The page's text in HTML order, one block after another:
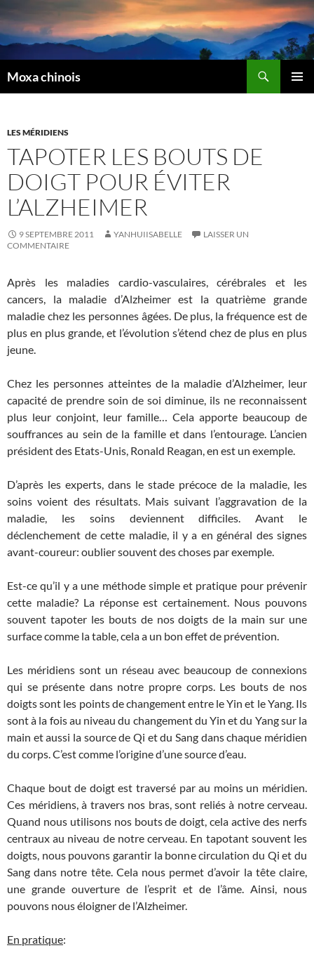
Moxa chinois
LES MÉRIDIENS
TAPOTER LES BOUTS DE
DOIGT POUR ÉVITER
L’ALZHEIMER
9 SEPTEMBRE 2011 YANHUIISABELLE
LAISSER UN
COMMENTAIRE
Après les maladies cardio-vasculaires, cérébrales et les
cancers, la maladie d’Alzheimer est la quatrième grande
maladie chez les personnes âgées. De plus, la fréquence est de
plus en plus grande, et l’évolution s’étend chez de plus en plus
jeune.
Chez les personnes atteintes de la maladie d’Alzheimer, leur
capacité de prendre soin de soi diminue, ils ne reconnaissent
plus leur conjoint, leur famille… Cela apporte beaucoup de
souffrances au sein de la famille et dans l’entourage. L’ancien
président des Etats-Unis, Ronald Reagan, en est un exemple.
D’après les experts, dans le stade précoce de la maladie, les
soins voient des résultats. Mais suivant l’aggravation de la
maladie, les soins deviennent difficiles. Avant le
déclenchement de cette maladie, il y a en général des signes
avant-coureur: oublier souvent des choses par exemple.
Est-ce qu’il y a une méthode simple et pratique pour prévenir
cette maladie? La réponse est certainement. Nous pouvons
souvent tapoter les bouts de nos doigts de la main sur une
surface comme la table, cela a un bon effet de prévention.
Les méridiens sont un réseau avec beaucoup de connexions
qui se présente dans notre propre corps. Les bouts de nos
doigts sont les points de changement entre le Yin et le Yang. Ils
sont à la fois au niveau du changement du Yin et du Yang sur la
main et aussi la source de Qi et du Sang dans chaque méridien
du corps. C’est comme l’origine d’une source d’eau.
Chaque bout de doigt est traversé par au moins un méridien.
Ces méridiens, à travers nos bras, sont reliés à notre cerveau.
Quand nous utilisons nos bouts de doigt, cela active des nerfs
centraux au niveau de notre cerveau. En tapotant souvent les
doigts, nous pouvons garantir la bonne circulation du Qi et du
Sang dans notre tête. Cela nous permet d’avoir la tête claire,
une grande ouverture de l’esprit et de l’âme. Ainsi, nous
pouvons nous éloigner de l’Alzheimer.
En pratique: